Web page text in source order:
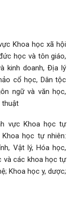
Khoa học xã hội
học và tôn giáo,
kinh doanh, Địa lý
cổ học, Dân tộc
ngữ và văn học,
thuật
vực Khoa học tự
học tự nhiên:
Vật lý, Hóa học,
và các khoa học tự
Khoa học y, dược;